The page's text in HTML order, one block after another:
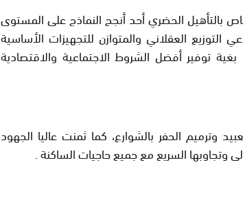
بالتأهيل الحضري أحد أنجح النماذج على المستوى
العقلاني والمتوازن للتجهيزات الأساسية
توفير أفضل الشروط الاجتماعية والاقتصادية
وترميم الحفر بالشوارع، كما ثمنت عاليا الجهود
وتجاوبها السريع مع جميع حاجيات الساكنة .